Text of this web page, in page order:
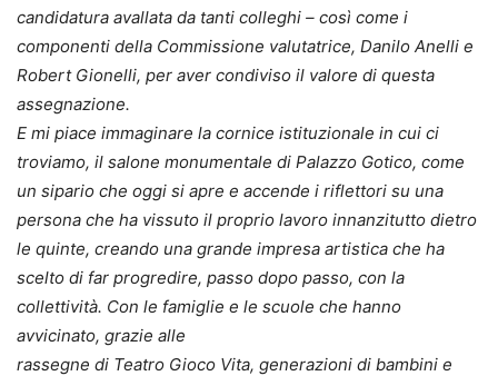
candidatura avallata da tanti colleghi – così come i
componenti della Commissione valutatrice, Danilo Anelli e
Robert Gionelli, per aver condiviso il valore di questa
assegnazione.
E mi piace immaginare la cornice istituzionale in cui ci
troviamo, il salone monumentale di Palazzo Gotico, come
un sipario che oggi si apre e accende i riflettori su una
persona che ha vissuto il proprio lavoro innanzitutto dietro
le quinte, creando una grande impresa artistica che ha
scelto di far progredire, passo dopo passo, con la
collettività. Con le famiglie e le scuole che hanno
avvicinato, grazie alle
rassegne di Teatro Gioco Vita, generazioni di bambini e